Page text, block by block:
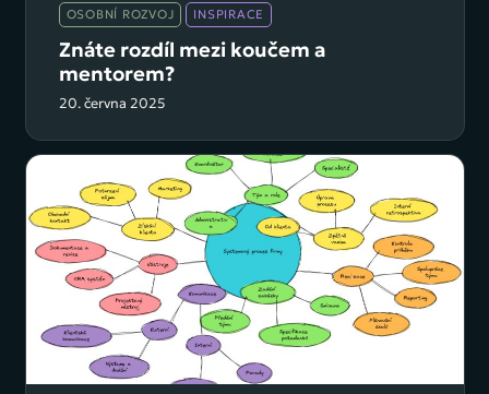
OSOBNÍ ROZVOJ INSPIRACE
Znáte rozdíl mezi koučem a
mentorem?
20. června 2025